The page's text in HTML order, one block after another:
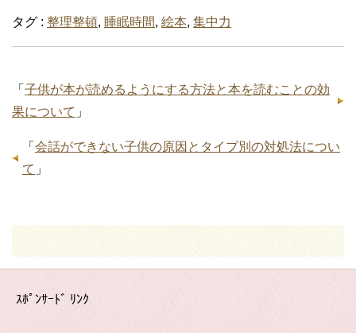
タグ : 整理整頓, 睡眠時間, 絵本, 集中力
「 子供が本が読めるようにする方法と本を読むことの効
果について 」
「 会話ができない子供の原因とタイプ別の対処法につい
て 」
ｽﾎﾟﾝｻｰﾄﾞ ﾘﾝｸ